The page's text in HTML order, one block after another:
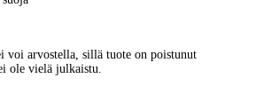
voi arvostella, sillä tuote on poistunut
ole vielä julkaistu.